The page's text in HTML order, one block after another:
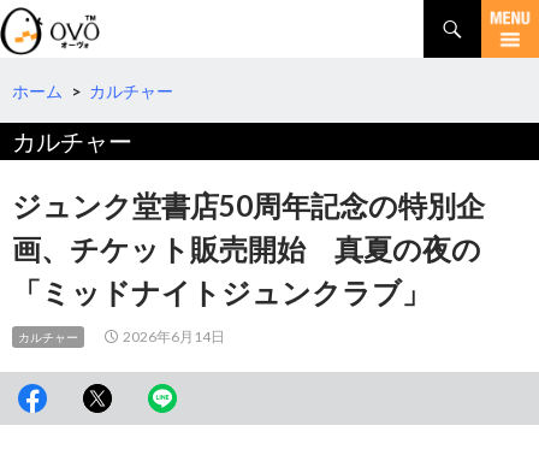
検
索
コ
テ
ツ
へ
ホーム > カルチャー
カルチャー
ジュンク堂書店50周年記念の特別企
画、チケット販売開始 真夏の夜の
「ミッドナイトジュンクラブ」
カルチャー 2026年6月14日